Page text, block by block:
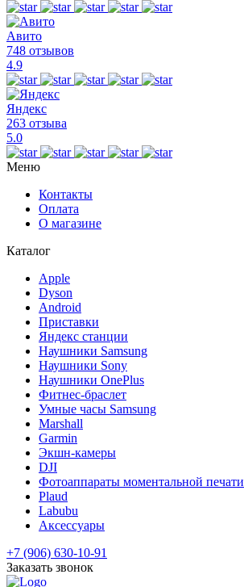
Авито
748 отзывов
4.9
Яндекс
263 отзыва
5.0
Меню
Контакты
Оплата
О магазине
Каталог
Apple
Dyson
Android
Приставки
Яндекс станции
Наушники Samsung
Наушники Sony
Наушники OnePlus
Фитнес-браслет
Умные часы Samsung
Marshall
Garmin
Экшн-камеры
DJI
Фотоаппараты моментальной печати
Plaud
Labubu
Аксессуары
+7 (906) 630-10-91
Заказать звонок